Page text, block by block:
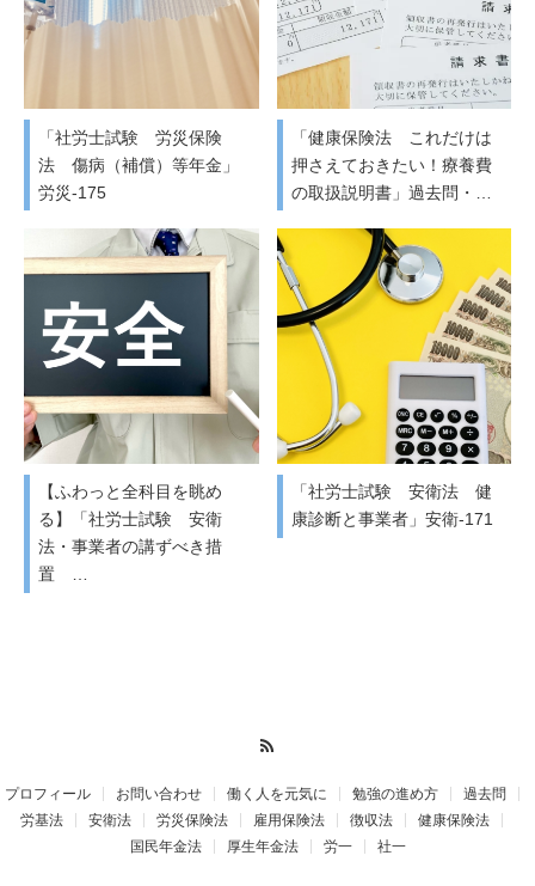
「社労士試験 労災保険
法 傷病（補償）等年金」
労災-175
「健康保険法 これだけは
押さえておきたい！療養費
の取扱説明書」過去問・…
【ふわっと全科目を眺め
る】「社労士試験 安衛
法・事業者の講ずべき措
置 …
「社労士試験 安衛法 健
康診断と事業者」安衛-171
プロフィール お問い合わせ 働く人を元気に 勉強の進め方
過去問
労基法
安衛法 労災保険法 雇用保険法 徴収法
健康保険法
国民年金法
厚生年金法 労一 社一